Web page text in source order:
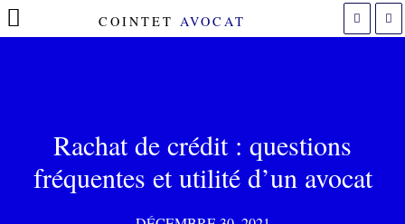
COINTET AVOCAT
Rachat de crédit : questions
fréquentes et utilité d’un avocat